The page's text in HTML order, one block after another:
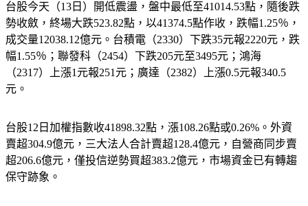
台股今天（13日）開低震盪，盤中最低至41014.53點，隨後跌
勢收斂，終場大跌523.82點，以41374.5點作收，跌幅1.25％，
成交量12038.12億元。台積電（2330）下跌35元報2220元，跌
幅1.55％；聯發科（2454）下跌205元至3495元；鴻海
（2317）上漲1元報251元；廣達（2382）上漲0.5元報340.5
元。
台股12日加權指數收41898.32點，漲108.26點或0.26%。外資
賣超304.9億元，三大法人合計賣超128.4億元，自營商同步賣
超206.6億元，僅投信逆勢買超383.2億元，市場資金已有轉趨
保守跡象。